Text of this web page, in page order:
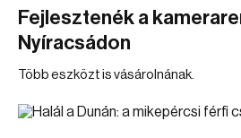
Fejlesztenék a
Nyíracsádon
Több eszközt is vásárolnának.